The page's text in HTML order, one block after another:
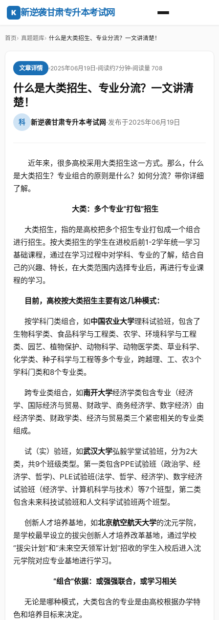
K 新逆袭甘肃专升本考试网
首页 真题题库 什么是大类招生、专业分流？一文讲清楚！
文章详情 2025年06月19日 阅读约7分钟 阅读量 708
什么是大类招生、专业分流？一文讲清
楚！
科 新逆袭甘肃专升本考试网·发布于2025年06月19日
近年来，很多高校采用大类招生这一方式。那么，什么
是大类招生？专业组合的原则是什么？如何分流？带你详细
了解。
大类：多个专业“打包”招生
大类招生，指的是高校把多个招生专业打包成一个组合
进行招生。按大类招生的学生在进校后前1-2学年统一学习
基础课程，通过在学习过程中对学科、专业的了解，结合自
己的兴趣、特长，在大类范围内选择专业后，再进行专业课
程的学习。
目前，高校按大类招生主要有这几种模式：
按学科门类组合，如中国农业大学理科试验班，包含了
生物科学类、食品科学与工程类、农学、环境科学与工程
类、园艺、植物保护、动物科学、动物医学类、草业科学、
化学类、种子科学与工程等多个专业，跨越理、工、农3个
学科门类和8个专业类。
跨专业类组合，如南开大学经济学类包含专业（经济
学、国际经济与贸易、财政学、商务经济学、数字经济）由
经济学类、财政学类、经济与贸易类三个紧密相关的专业类
组成。
试（实）验班，如武汉大学弘毅学堂试验班，分为2大
类，共9个班级类型。第一类包含PPE试验班（政治学、经
济学、哲学)、PLE试验班(法学、哲学、经济学)、数字经济
试验班（经济学、计算机科学与技术）等7个班型，第二类
包含未来科技试验班和人文科学试验班两个班型。
创新人才培养基地，如北京航空航天大学的沈元学院，
是学校最早设立的拔尖创新人才培养改革基地，通过学校
“拔尖计划”和“未来空天领军计划”招收的学生入校后进入沈
元学院对应专业基地进行学习。
“组合”依据：或强强联合，或学习相关
无论是哪种模式，大类包含的专业是由高校根据办学特
色和培养目标来决定。